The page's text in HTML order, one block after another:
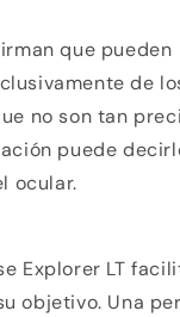
que pueden
de
no son tan
puede
ocular.
Explorer LT
objetivo. Una